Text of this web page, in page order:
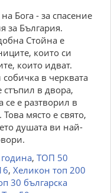
Бога - за спасение
за България.
Стойна е
които си
които идват.
в черквата
стъпил в двора,
се е разтворил в
място е свято,
душата ви най-
, ТОП 50
, Хеликон топ 200
30 българска